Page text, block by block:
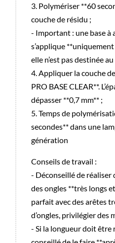
3. Polymériser **60
couche de résidu ;
- Important : une base à
s’applique
elle n’est pas destinée
4. Appliquer la couche
PRO BASE CLEAR**.
dépasser **0,7 mm** ;
5. Temps de
secondes** dans une
génération
Conseils de travail :
- Déconseillé de réaliser
des ongles **très longs
parfait avec des arêtes
d’ongles, privilégier des
- Si la longueur doit être